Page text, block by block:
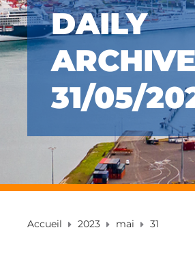
DAILY
31/05/
Accueil 2023 mai 31